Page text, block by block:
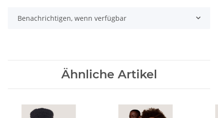
Benachrichtigen, wenn verfügbar
Ähnliche Artikel